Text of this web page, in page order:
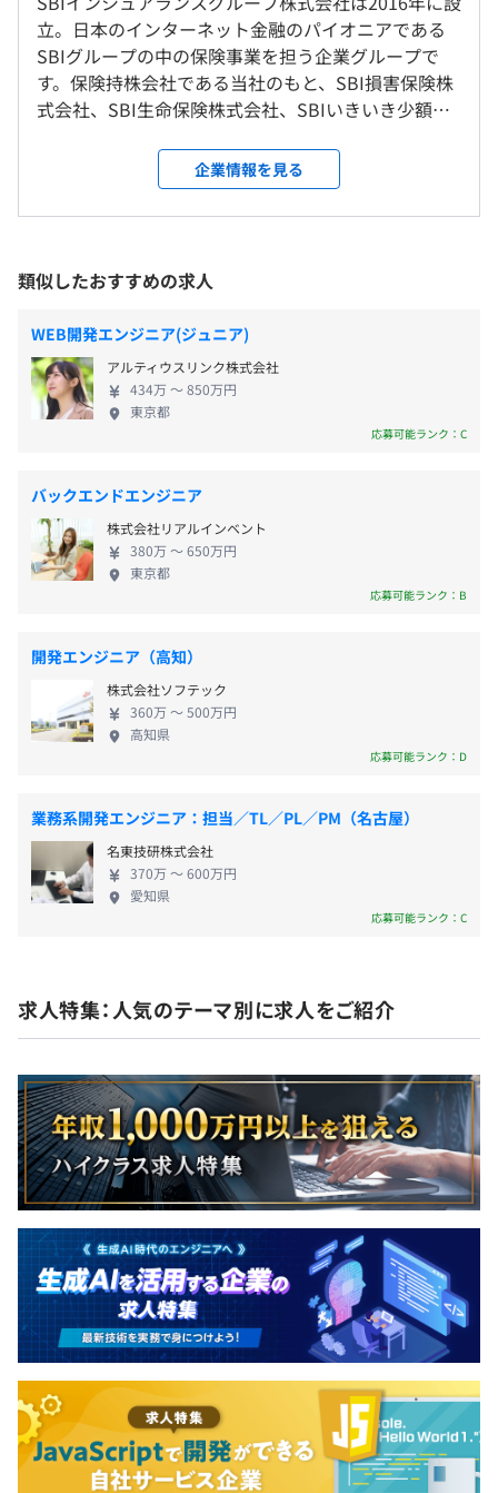
ない（大阪・仙台・東京）ことから、定期的な連絡会の開
催（オンライン/オフライン）と、グループチャットやプ
ロジェクト課題管理システム（Backlog）をベースにして
コミュニケーションをとっています。
東京都港区六本木1-6-1 泉ガーデンタワー16階
＜変更範囲＞
会社の定める場所
受動喫煙防止措置に関する事項
駅直結
有給休暇 13日～23日
完全週休2日制（土曜日・日曜日）、国民の祝日、年末年
始、年次有給休暇、慶弔休暇 他
※社内規定・規則による
食事補助
産休・育休制度取得実績あり
GLTD（団体長期障害所得補償保険）制度
定期健康診断、慶弔金・見舞金制度
時短制度、資格支援制度
・無料eラーニング完備
・Netflix広告付スタンダードプランが追加料金なし
利用可能
・育児補助（例：ファミリーサポートセンター補助
・家庭用常備薬（約20～70％割引価格で購入可能）
健康保険：有
厚生年金：有
試用期間中（6ヶ月）も労働条件に変更はありません
立。日本のインターネット金融のパイオニアである
SBIグループの中の保険事業を担う企業グループで
す。保険持株会社である当社のもと、SBI損害保険株
式会社、SBI生命保険株式会社、SBIいきいき少額短
SBIリスタ少額短期保険株式会社、SBIプリズム少額
短期保険株式会社、常口セーフティ少額短期保険株
式会社の事業会社7社が一体となって総合的な保険事
魅力的な商品が好評を博し、市場規模は順調に拡大
中です。少額短期保険は商品開発の自由度が高く、小
規模な組織による柔軟な事業運営が可能な点が特
徴。顧客の新しいニーズに素早く対応することに適
しています。顧客のニーズにより柔軟に応えていくた
めの戦略の1つとして「開発力の強化」を掲げてお
り、会社としてIT投資に積極的な姿勢があります。エ
長を目指しやすい環境です。 当社では、お客さまの
利益を最優先する「顧客中心主義」を徹底し、
FinTechやAIなど最新テクノロジーの活用により、新
たな保険商品・サービスを提供しています。保険商品
提供基盤の構築や、保険契約加入や保全業務のペー
予定している開発プロジェクトはさまざまです。クラ
ウドファーストでの構築を推進したり、システム開
発の内製化や開発組織の体制強化を目指しているた
め、新たにエンジニアの増員募集をおこなっていま
す。
企業情報を見る
類似したおすすめの求人
WEB開発エンジニア(ジュニア)
アルティウスリンク株式会社
434万 〜 850万円
東京都
応募可能ランク：C
バックエンドエンジニア
株式会社リアルインベント
380万 〜 650万円
東京都
応募可能ランク：B
開発エンジニア（高知）
株式会社ソフテック
360万 〜 500万円
高知県
応募可能ランク：D
業務系開発エンジニア：担当／TL／PL／PM（名古屋）
名東技研株式会社
370万 〜 600万円
愛知県
応募可能ランク：C
求人特集：人気のテーマ別に求人をご紹介